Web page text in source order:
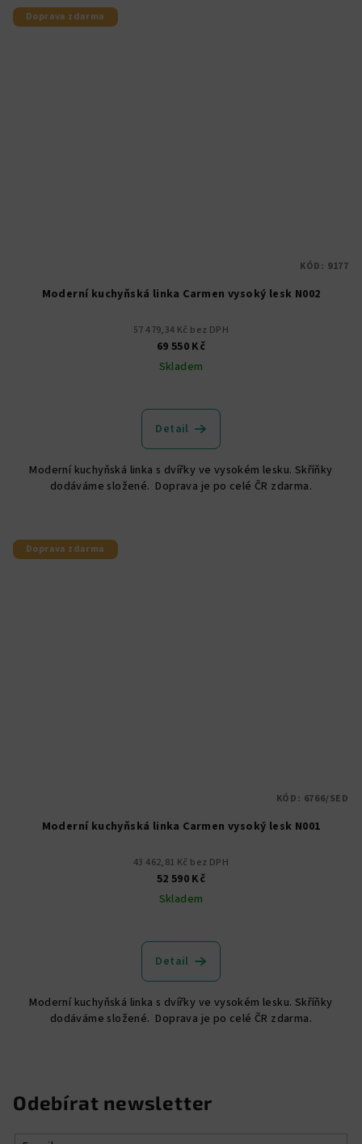
Doprava zdarma
Moderní kuchyňská linka Carmen vysoký lesk N002
57 479,34 Kč bez DPH
69 550 Kč
Skladem
hodnocení
produktu
z
5
Detail
Moderní kuchyňská linka s dvířky ve vysokém lesku. Skříňky
dodáváme složené. Doprava je po celé ČR zdarma.
KÓD: 9177
Doprava zdarma
Moderní kuchyňská linka Carmen vysoký lesk N001
43 462,81 Kč bez DPH
52 590 Kč
Skladem
Detail
Moderní kuchyňská linka s dvířky ve vysokém lesku. Skříňky
dodáváme složené. Doprava je po celé ČR zdarma.
KÓD: 6766/SED
Odebírat newsletter